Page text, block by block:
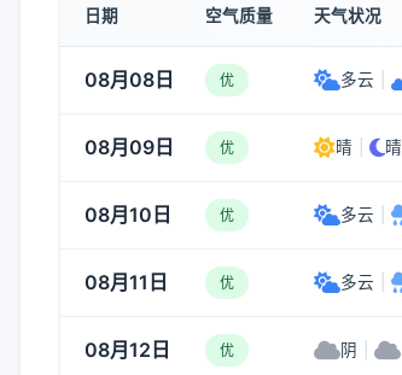
日期 空气质量 天气状况
08月08日 优 多云
08月09日 优 晴 晴
08月10日 优 多云
08月11日 优 多云
08月12日 优 阴